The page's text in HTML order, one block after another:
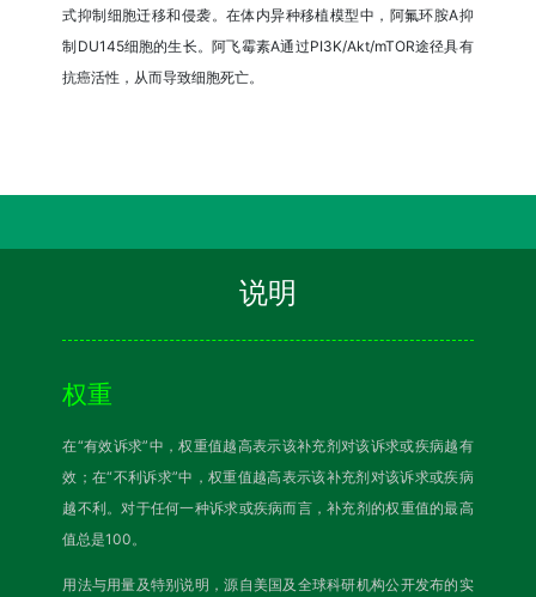
式抑制细胞迁移和侵袭。在体内异种移植模型中，阿氟环胺A抑
制DU145细胞的生长。阿飞霉素A通过PI3K/Akt/mTOR途径具有
抗癌活性，从而导致细胞死亡。
说明
权重
在“有效诉求”中，权重值越高表示该补充剂对该诉求或疾病越有
效；在“不利诉求”中，权重值越高表示该补充剂对该诉求或疾病
越不利。对于任何一种诉求或疾病而言，补充剂的权重值的最高
值总是100。
用法与用量及特别说明，源自美国及全球科研机构公开发布的实